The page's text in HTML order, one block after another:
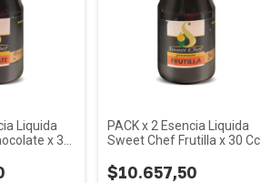
Liquida
x 30
PACK x 2 Esencia Liquida
Sweet Chef Frutilla x 30 Cc
$10.657,50